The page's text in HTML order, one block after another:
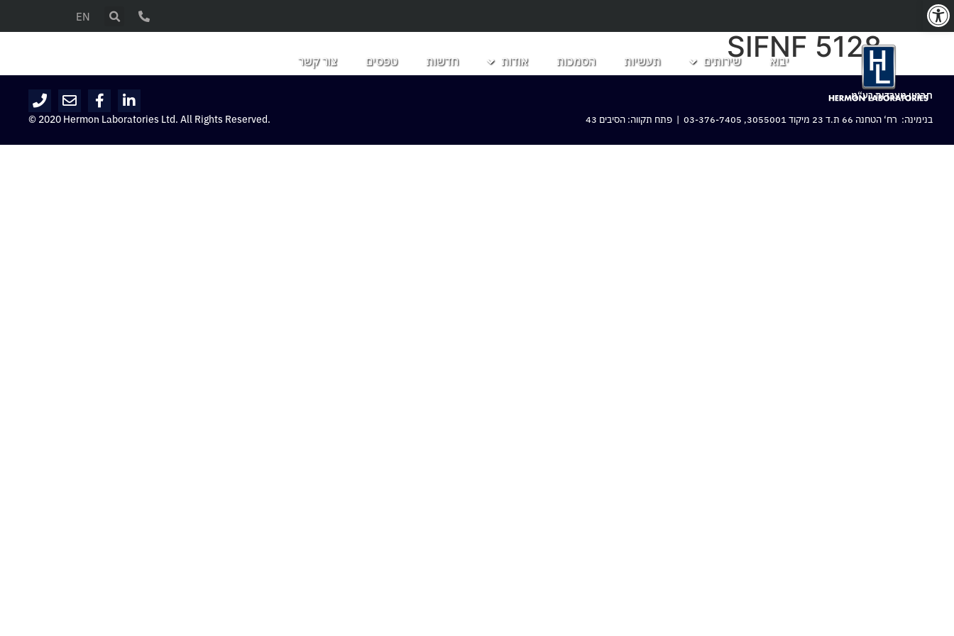
EN
יבוא שירותים תעשיות הסמכות אודות חדשות טפסים צור קשר SIFNF 5128
חרמון מעבדות בע“מ
בנימינה: רח‘ הטחנה 66 ת.ד 23 מיקוד 3055001,
03-376-7405 | פתח תקווה: הסיבים 43 © 2020 Hermon Laboratories Ltd. All Rights Reserved.